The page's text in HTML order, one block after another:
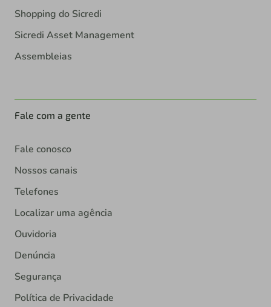
Shopping do Sicredi
Sicredi Asset Management
Assembleias
Fale com a gente
Fale conosco
Nossos canais
Telefones
Localizar uma agência
Ouvidoria
Denúncia
Segurança
Política de Privacidade